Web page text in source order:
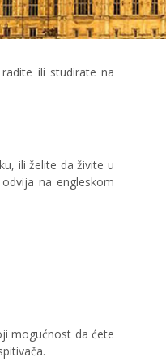
ili studirate na
ili želite da živite u
na engleskom
mogućnost da ćete